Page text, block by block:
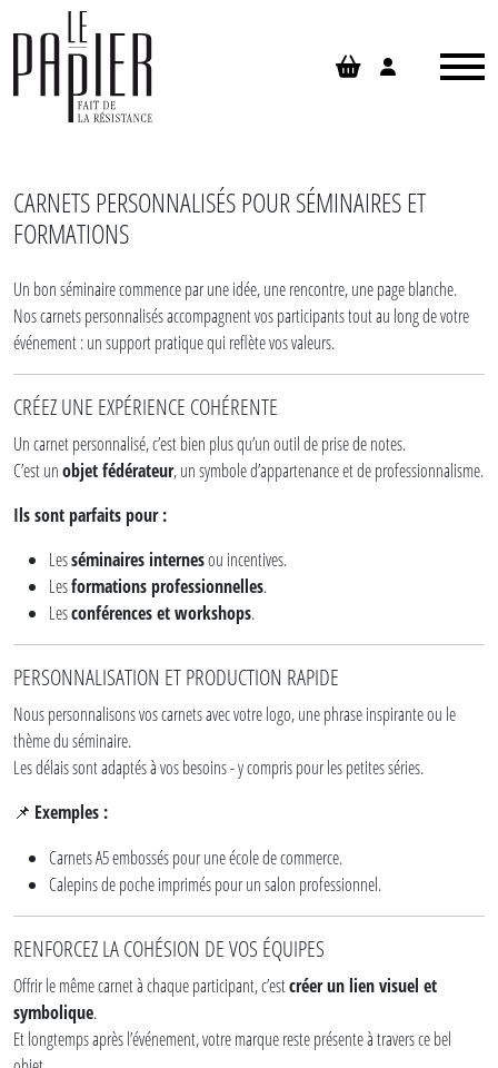
CARNETS PERSONNALISÉS POUR SÉMINAIRES ET
FORMATIONS
Un bon séminaire commence par une idée, une rencontre, une page blanche.
Nos carnets personnalisés accompagnent vos participants tout au long de votre
événement : un support pratique qui reflète vos valeurs.
CRÉEZ UNE EXPÉRIENCE COHÉRENTE
Un carnet personnalisé, c’est bien plus qu’un outil de prise de notes.
C’est unobjet fédérateur, un symbole d’appartenance et de professionnalisme.
Ils sont parfaits pour :
Lesséminaires internesou incentives.
Lesformations professionnelles.
Lesconférences et workshops.
PERSONNALISATION ET PRODUCTION RAPIDE
Nous personnalisons vos carnets avec votre logo, une phrase inspirante ou le
thème du séminaire.
Les délais sont adaptés à vos besoins - y compris pour les petites séries.
📌 Exemples :
Carnets A5 embossés pour une école de commerce.
Calepins de poche imprimés pour un salon professionnel.
RENFORCEZ LA COHÉSION DE VOS ÉQUIPES
Offrir le même carnet à chaque participant, c’estcréer un lien visuel et
symbolique.
Et longtemps après l’événement, votre marque reste présente à travers ce bel
Panneau de gestion des cookies